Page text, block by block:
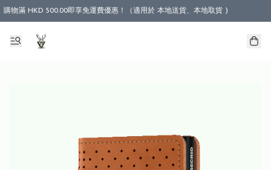
購物滿 HKD 500.00即享免運費優惠！（適用於 本地送貨、本地取貨 )